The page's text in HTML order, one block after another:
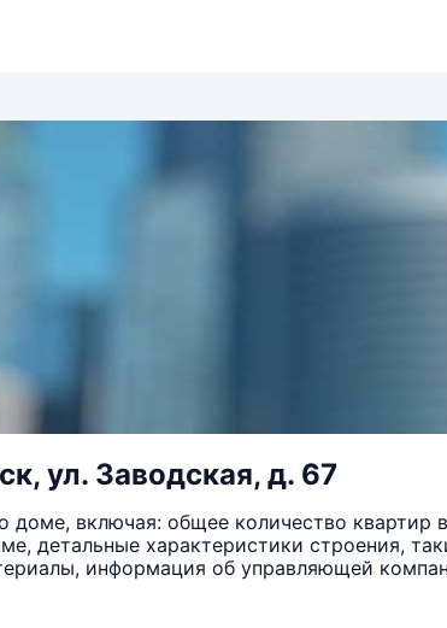
ул. Заводская, д. 67
включая: общее количество квартир
детальные характеристики строения,
информация об управляющей